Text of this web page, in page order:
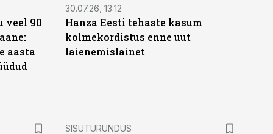
veel 90
aasta
30.07.26, 13:12
Hanza Eesti tehaste kasum
kolmekordistus enne uut
laienemislainet
ST
SISUTURUNDUS